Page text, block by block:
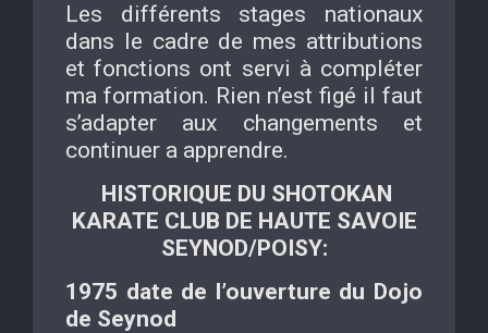
Les différents stages nationaux
dans le cadre de mes attributions
et fonctions ont servi à compléter
ma formation. Rien n’est figé il faut
s’adapter aux changements et
continuer a apprendre.
HISTORIQUE DU SHOTOKAN
KARATE CLUB DE HAUTE SAVOIE
SEYNOD/POISY:
1975 date de l’ouverture du Dojo
de Seynod